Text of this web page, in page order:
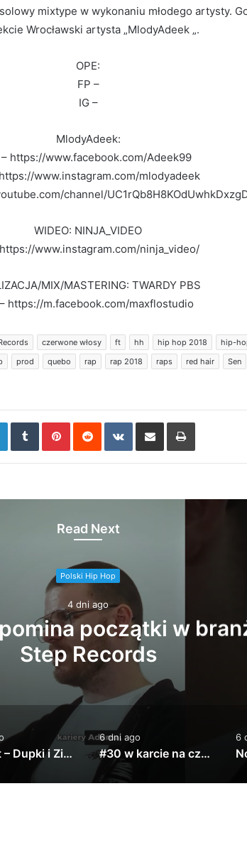
mixtype w wykonaniu młodego artysty.
Wrocławski artysta „MlodyAdeek „.
OPE:
FP –
IG –
MlodyAdeek:
– https://www.facebook.com/Adeek99
www.instagram.com/mlodyadeek
channel/
WIDEO: NINJA_VIDEO
www.instagram.com/ninja_video/
MIX/MASTERING: TWARDY PBS
https://m.facebook.com/maxflostudio
czerwone włosy ft hh hip hop 2018 hip-
prod quebo rap rap 2018 raps red hair Sen
LinkedInTumblrPinterestReddit VKontakte
Share via Email Print
Read Next
Polski Hip Hop
5 dni ago
– Dupki i Ziomki
#30 w karcie na czasie!!!
6 dni ago
Nowy numer „Dupki i Ziomki” już jutro na kanale Altereggo Records #altereggo #rap #rolka #hiphop
1